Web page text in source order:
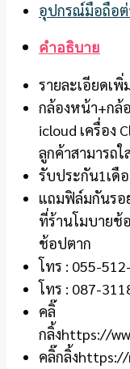
อุปกรณ์มือถือต่
คำอธิบาย
รายละเอียดเพิ่
กล้องหน้า+กล้
icloud เครื่อง
ลูกค้าสามารถใ
รับประกัน1เดื
แถมฟิล์มกันรอ
ที่ร้านโมบายช้
ช้อปตาก
โทร : 055-
โทร : 087-
คลิ๊
กลิ้งhttps://
คลิ๊กลิ้ง